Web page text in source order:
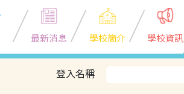
最新消息 學校簡介 學校資訊
登入名稱